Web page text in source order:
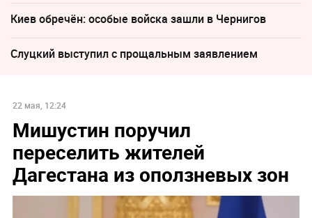
Киев обречён: особые войска зашли в Чернигов
Слуцкий выступил с прощальным заявлением
22 мая, 12:24
Мишустин поручил
переселить жителей
Дагестана из оползневых зон